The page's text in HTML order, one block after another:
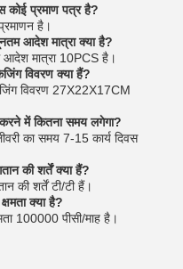
कोई प्रमाण पत्र है?
है।
आदेश मात्रा क्या है?
आदेश मात्रा 10PCS है।
विवरण क्या हैं?
विवरण 27X22X17CM
में कितना समय लगेगा?
का समय 7-15 कार्य दिवस
की शर्तें क्या हैं?
की शर्तें टी/टी हैं।
क्या है?
100000 पीसी/माह है।